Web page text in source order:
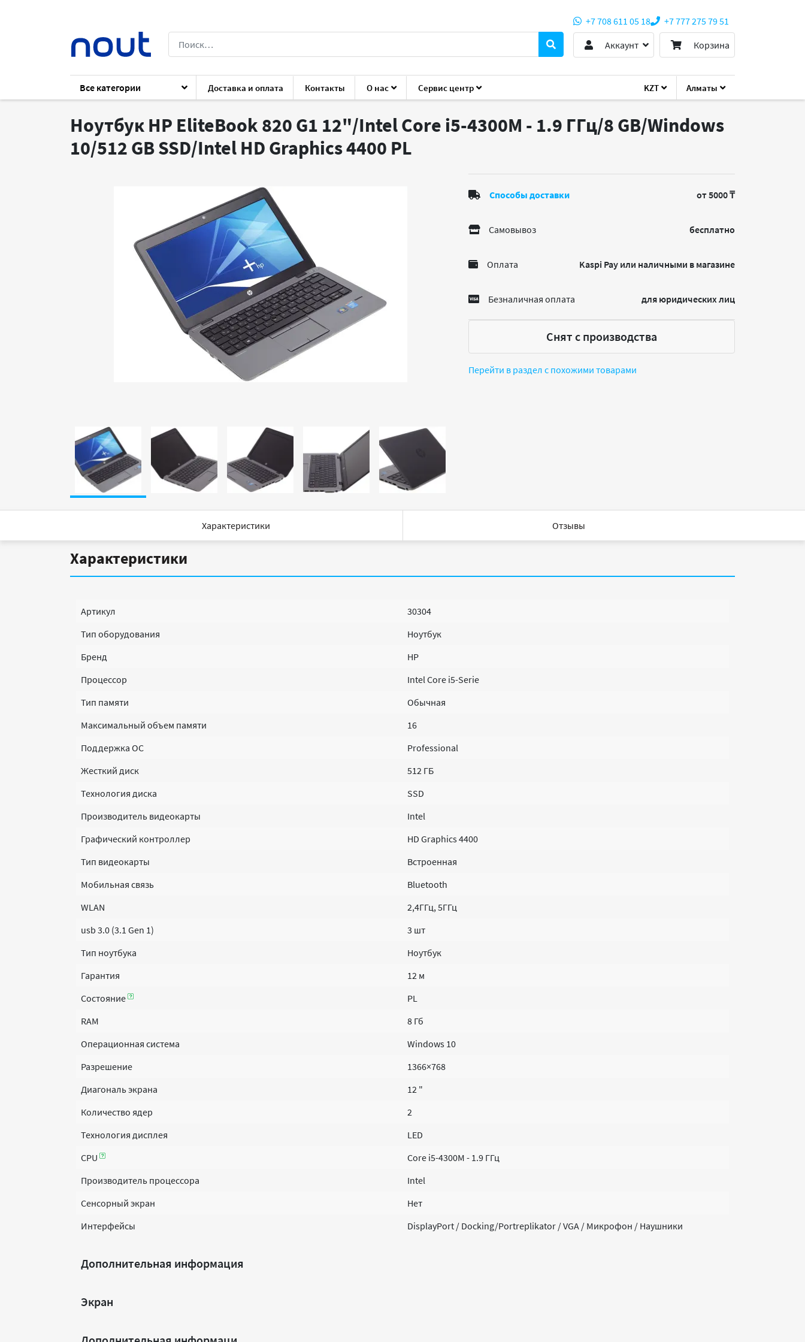
KZT Алматы
+7 708 611 05 18
+7 777 275 79 51
Аккаунт
Корзина
Все категории Доставка и оплата Контакты О нас Сервис центр
Каталог Ноутбуки HP EliteBook 820 G1
Ноутбук HP EliteBook 820 G1 12"/Intel Core i5-4300M - 1.9 ГГц/8 GB/Windows
10/512 GB SSD/Intel HD Graphics 4400 PL
Способы доставки от 5000 ₸
Самовывоз бесплатно
Оплата Kaspi Pay или наличными в магазине
Безналичная оплата для юридических лиц
Снят с производства
Перейти в раздел с похожими товарами
Характеристики Отзывы
Характеристики
Артикул
30304
Тип оборудования
Ноутбук
Бренд
HP
Процессор
Intel Core i5-Serie
Тип памяти
Обычная
Максимальный объем памяти
16
Поддержка ОС
Professional
Жесткий диск
512 ГБ
Технология диска
SSD
Производитель видеокарты
Intel
Графический контроллер
HD Graphics 4400
Тип видеокарты
Встроенная
Мобильная связь
Bluetooth
WLAN
2,4ГГц, 5ГГц
usb 3.0 (3.1 Gen 1)
3 шт
Тип ноутбука
Ноутбук
Гарантия
12 м
Состояние
PL
RAM
8 Гб
Операционная система
Windows 10
Разрешение
1366×768
Диагональ экрана
12 "
Количество ядер
2
Технология дисплея
LED
CPU
Core i5-4300M - 1.9 ГГц
Производитель процессора
Intel
Сенсорный экран
Нет
Интерфейсы
DisplayPort / Docking/Portreplikator / VGA / Микрофон / Наушники
Дополнительная информация
Экран